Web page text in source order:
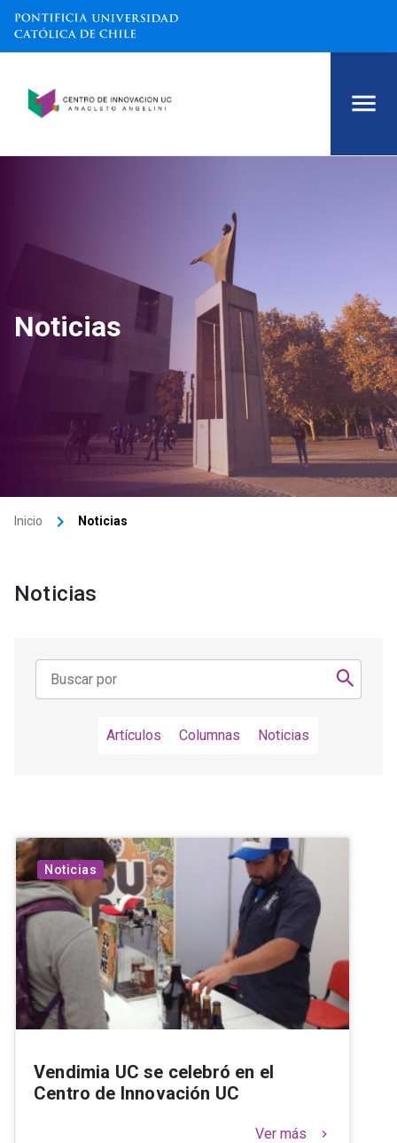
Noticias
Inicio keyboard_arrow_right Noticias
Noticias
Artículos Columnas Noticias
Noticias
Vendimia UC se celebró en el
Centro de Innovación UC
Ver más keyboard_arrow_right